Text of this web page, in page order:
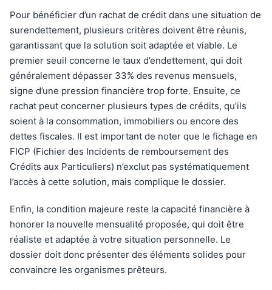
Pour bénéficier d’un rachat de crédit dans une situation de
surendettement, plusieurs critères doivent être réunis,
garantissant que la solution soit adaptée et viable. Le
premier seuil concerne le taux d’endettement, qui doit
généralement dépasser 33% des revenus mensuels,
signe d’une pression financière trop forte. Ensuite, ce
rachat peut concerner plusieurs types de crédits, qu’ils
soient à la consommation, immobiliers ou encore des
dettes fiscales. Il est important de noter que le fichage en
FICP (Fichier des Incidents de remboursement des
Crédits aux Particuliers) n’exclut pas systématiquement
l’accès à cette solution, mais complique le dossier.
Enfin, la condition majeure reste la capacité financière à
honorer la nouvelle mensualité proposée, qui doit être
réaliste et adaptée à votre situation personnelle. Le
dossier doit donc présenter des éléments solides pour
convaincre les organismes prêteurs.